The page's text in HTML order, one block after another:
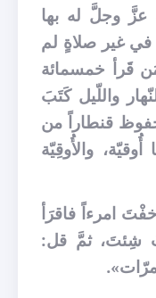
عزَّ وجلَّ له بها
في غير صلاةٍ لم
قَرأ خمسمائة
واللّيل كَتَبَ
قنطاراً من
والأُوقِيّة
خفْتَ امرءاً فاقرَأ
شِئتَ، ثمَّ قل: